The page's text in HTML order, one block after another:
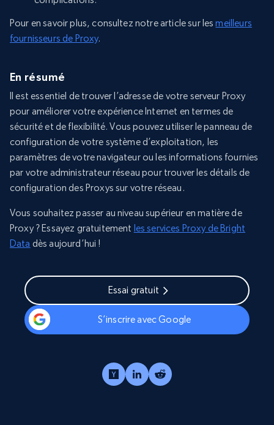
Pour en savoir plus, consultez notre article sur lesmeilleurs
fournisseurs de Proxy.
En résumé
Il est essentiel de trouver l’adresse de votre serveur Proxy
pour améliorer votre expérience Internet en termes de
sécurité et de flexibilité. Vous pouvez utiliser le panneau de
configuration de votre système d’exploitation, les
paramètres de votre navigateur ou les informations fournies
par votre administrateur réseau pour trouver les détails de
configuration des Proxys sur votre réseau.
Vous souhaitez passer au niveau supérieur en matière de
Proxy ? Essayez gratuitement les services Proxy de Bright
Data dès aujourd’hui !
Essai gratuit
S’inscrire avec Google